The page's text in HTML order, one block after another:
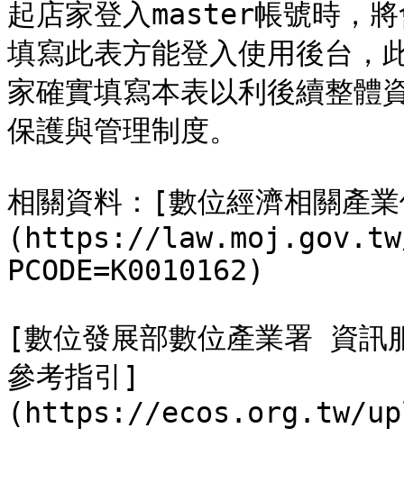
起店家登入master帳號時，
填寫此表方能登入使用後台，
家確實填寫本表以利後續整體
保護與管理制度。
相關資料：[數位經濟相關產
(https://
PCODE=K0010162)
[數位發展部數位產業署 資訊
參考指引]